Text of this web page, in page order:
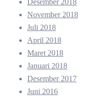
Desember 2018
November 2018
Juli 2018
April 2018
Maret 2018
Januari 2018
Desember 2017
Juni 2016